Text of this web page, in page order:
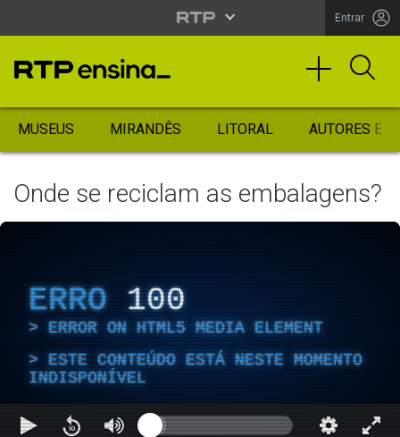
Entrar
MUSEUS MIRANDÊS LITORAL AUTORES
Onde se reciclam as embalagens?
ERRO 100
ERROR ON HTML5 MEDIA ELEMENT
ESTE CONTEÚDO ESTÁ NESTE MOMENTO
INDISPONÍVEL